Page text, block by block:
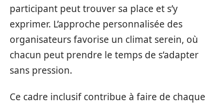
participant peut trouver sa place et s’y
exprimer. L’approche personnalisée des
organisateurs favorise un climat serein, où
chacun peut prendre le temps de s’adapter
sans pression.
Ce cadre inclusif contribue à faire de chaque